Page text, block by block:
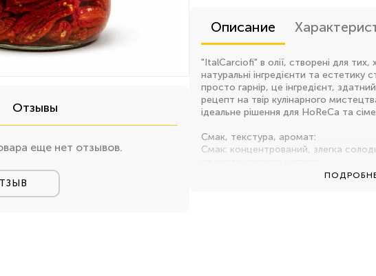
Отзывы
еще нет отзывов.
Описание
"ItalCarciofi" в олії, створені для тих,
натуральні інгредієнти та естетику
просто гарнір, це інгредієнт,
рецепт на твір кулінарного
ідеальне рішення для HoReCa та
Смак, текстура, аромат:
Смак: концентрований, злегка